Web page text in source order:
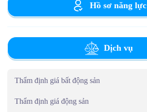
Hồ sơ năng lực
Dịch vụ
Thẩm định giá bất động sản
Thẩm định giá động sản